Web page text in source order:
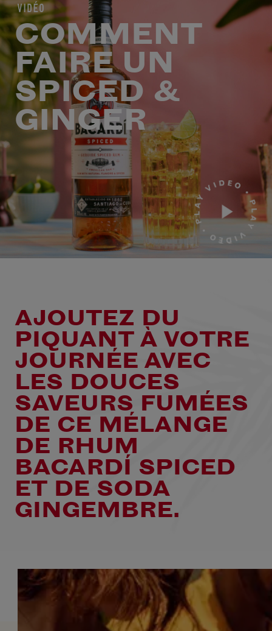
VIDÉO
COMMENT
FAIRE UN
SPICED &
GINGER
AJOUTEZ DU
PIQUANT À VOTRE
JOURNÉE AVEC
LES DOUCES
SAVEURS FUMÉES
DE CE MÉLANGE
DE RHUM
BACARDÍ SPICED
ET DE SODA
GINGEMBRE.